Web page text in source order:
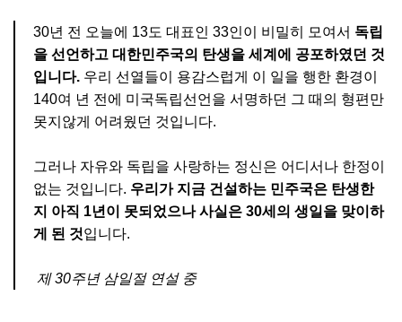
30년 전 오늘에 13도 대표인 33인이 비밀히 모여서 독립
을 선언하고 대한민주국의 탄생을 세계에 공포하였던 것
입니다. 우리 선열들이 용감스럽게 이 일을 행한 환경이
140여 년 전에 미국독립선언을 서명하던 그 때의 형편만
못지않게 어려웠던 것입니다.
그러나 자유와 독립을 사랑하는 정신은 어디서나 한정이
없는 것입니다. 우리가 지금 건설하는 민주국은 탄생한
지 아직 1년이 못되었으나 사실은 30세의 생일을 맞이하
게 된 것입니다.
제 30주년 삼일절 연설 중